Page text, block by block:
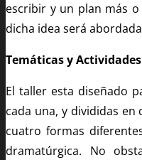
escribir y un plan más
dicha idea será
Temáticas y Actividades
El taller esta diseñado
cada una, y divididas
cuatro formas
dramatúrgica. No